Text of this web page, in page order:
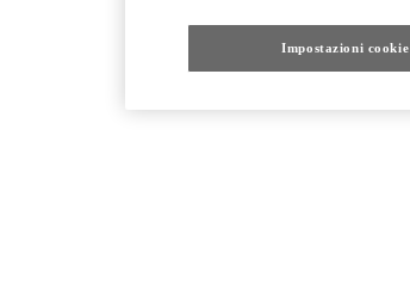
Impostazioni cookie